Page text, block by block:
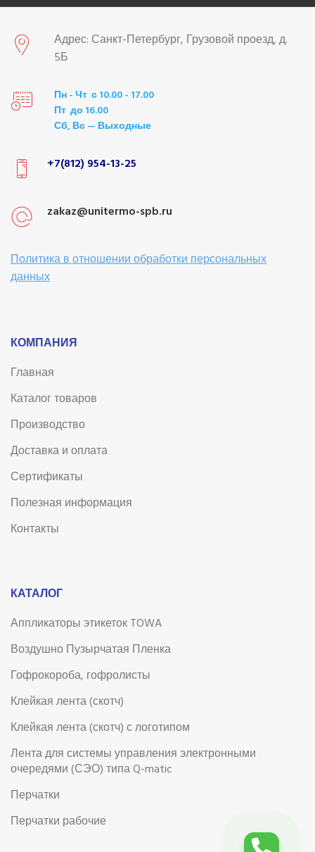
Адрес: Санкт-Петербург, Грузовой проезд, д.
5Б
Пн - Чт с 10.00 - 17.00
Пт до 16.00
Сб, Вс — Выходные
+7(812) 954-13-25
zakaz@unitermo-spb.ru
Политика в отношении обработки персональных
данных
КОМПАНИЯ
Главная
Каталог товаров
Производство
Доставка и оплата
Сертификаты
Полезная информация
Контакты
КАТАЛОГ
Аппликаторы этикеток TOWA
Воздушно Пузырчатая Пленка
Гофрокороба, гофролисты
Клейкая лента (скотч)
Клейкая лента (скотч) с логотипом
Лента для системы управления электронными
очередями (СЭО) типа Q-matic
Перчатки
Перчатки рабочие